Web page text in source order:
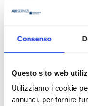
Consenso
Questo sito web
Utilizziamo i cookie
annunci, per fornire
Agnese Sironi
Ha